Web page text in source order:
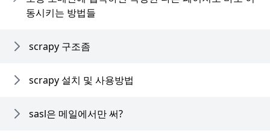
동시키는 방법들
scrapy 구조좀
scrapy 설치 및 사용방법
sasl은 메일에서만 써?